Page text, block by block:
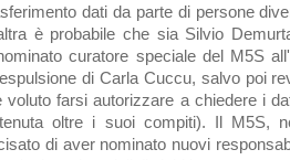
dati da parte di persone
è probabile che sia Silvio
curatore speciale del M5S
di Carla Cuccu, salvo poi
voluto farsi autorizzare a chiedere i
oltre i suoi compiti). Il M5S,
di aver nominato nuovi